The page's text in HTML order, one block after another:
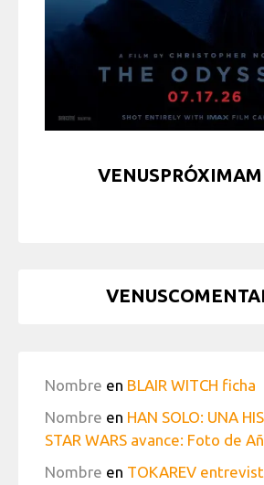
Nombre en BLAIR WITCH ficha
Nombre en HAN SOLO: UNA
STAR WARS avance: Foto de
Nombre en TOKAREV